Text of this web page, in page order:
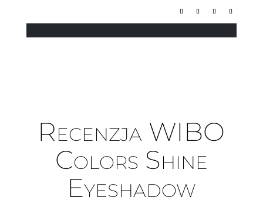
Recenzja WIBO
Colors Shine
Eyeshadow